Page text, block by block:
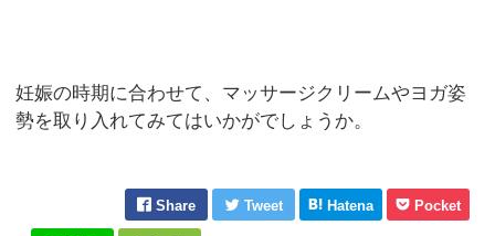
妊娠の時期に合わせて、マッサージクリームやヨガ姿
勢を取り入れてみてはいかがでしょうか。
Share Tweet Hatena Pocket